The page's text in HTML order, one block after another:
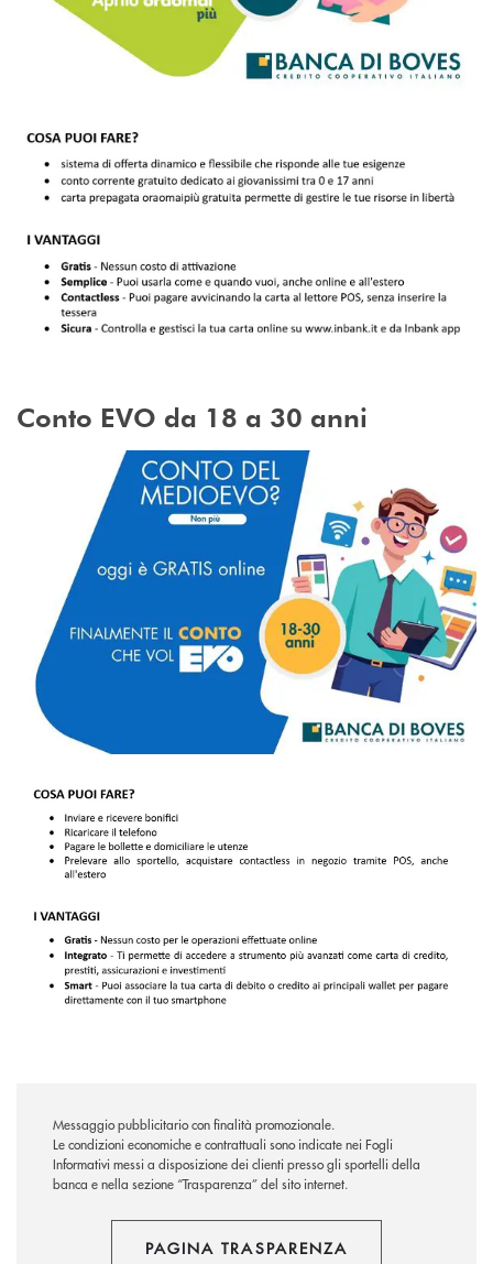
Conto EVO da 18 a 30 anni
Messaggio pubblicitario con finalità promozionale.
Le condizioni economiche e contrattuali sono indicate nei Fogli
Informativi messi a disposizione dei clienti presso gli sportelli della
banca e nella sezione “Trasparenza” del sito internet.
PAGINA TRASPARENZA